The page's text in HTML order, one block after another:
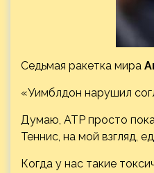
Седьмая ракетка мира
«Уимблдон нарушил
Думаю, ATP просто
Теннис, на мой взгляд,
Когда у нас такие